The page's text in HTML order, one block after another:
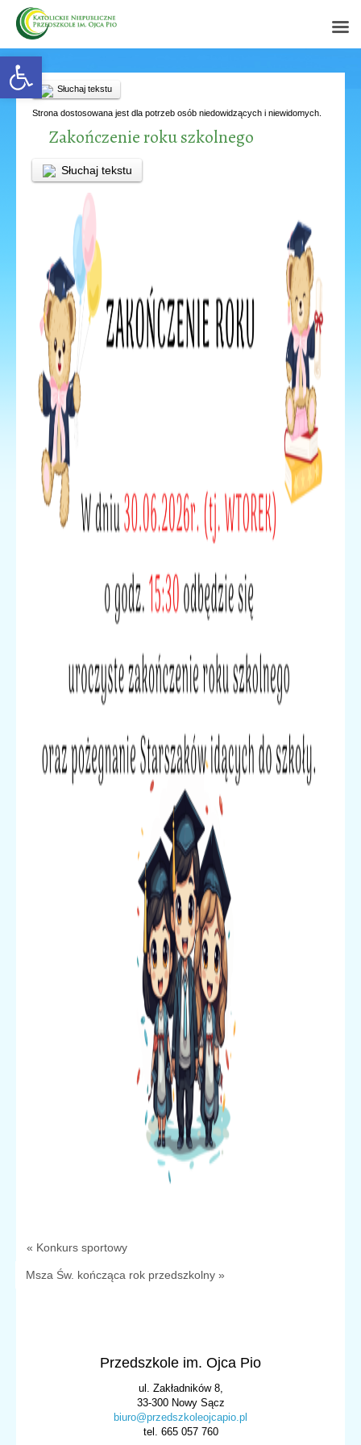
Open toolbar
Słuchaj tekstu
Strona dostosowana jest dla potrzeb osób niedowidzących i niewidomych.
Zakończenie roku szkolnego
Słuchaj tekstu
« Konkurs sportowy
Msza Św. kończąca rok przedszkolny »
Przedszkole im. Ojca Pio
ul. Zakładników 8,
33-300 Nowy Sącz
biuro@przedszkoleojcapio.pl
tel. 665 057 760